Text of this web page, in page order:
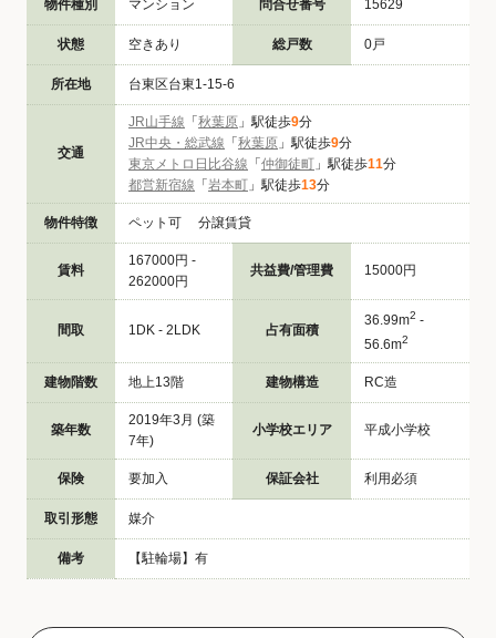
物件種別 マンション 問合せ番号 15629
状態 空きあり 総戸数 0戸
所在地 台東区台東1-15-6
交通
JR山手線 「 秋葉原 」駅徒歩9分
JR中央・総武線 「 秋葉原 」駅徒歩9分
東京メトロ日比谷線 「 仲御徒町 」駅徒歩11分
都営新宿線 「 岩本町 」駅徒歩13分
物件特徴 ペット可 分譲賃貸
賃料
167000円 -
262000円
共益費/管理費 15000円
間取 1DK - 2LDK 占有面積
36.99m2 -
56.6m2
建物階数 地上13階 建物構造 RC造
築年数
2019年3月 (築
7年)
小学校エリア 平成小学校
保険 要加入 保証会社 利用必須
取引形態 媒介
備考 【駐輪場】有